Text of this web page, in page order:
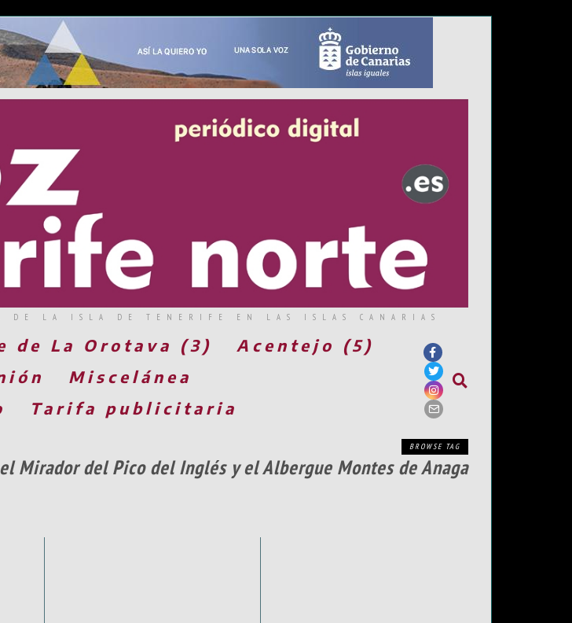
DE LA ISLA DE TENERIFE EN LAS ISLAS CANARIAS
de La Orotava (3)
Acentejo (5)
Miscelánea
Tarifa publicitaria
BROWSE TAG
Mirador del Pico del Inglés y el Albergue Montes de Anaga